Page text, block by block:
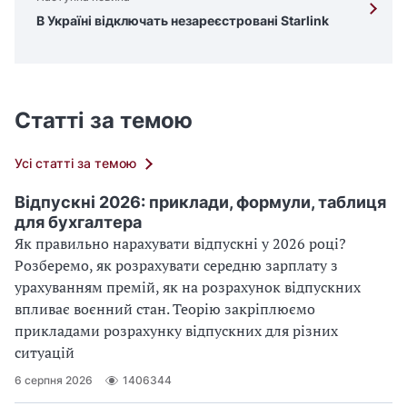
В Україні відключать незареєстровані Starlink
Статті за темою
Усі статті за темою
Відпускні 2026: приклади, формули, таблиця
для бухгалтера
Як правильно нарахувати відпускні у 2026 році?
Розберемо, як розрахувати середню зарплату з
урахуванням премій, як на розрахунок відпускних
впливає воєнний стан. Теорію закріплюємо
прикладами розрахунку відпускних для різних
ситуацій
6 серпня 2026 1406344